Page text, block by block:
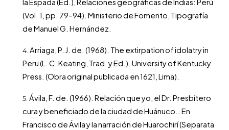
la Espada (Ed.), Relaciones geográficas de Indias: Perú
(Vol. 1, pp. 79–94). Ministerio de Fomento, Tipografía
de Manuel G. Hernández.
Arriaga, P. J. de. (1968). The extirpation of idolatry in
Peru (L. C. Keating, Trad. y Ed.). University of Kentucky
Press. (Obra original publicada en 1621, Lima).
Ávila, F. de. (1966). Relación que yo, el Dr. Presbítero
cura y beneficiado de la ciudad de Huánuco… En
Francisco de Ávila y la narración de Huarochirí (Separata